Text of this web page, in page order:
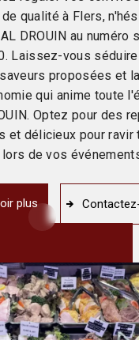
qualité à Flers,
DROUIN au numéro
Laissez-vous
proposées et
qui anime toute
Optez pour des
et délicieux pour ravir
de vos
plus